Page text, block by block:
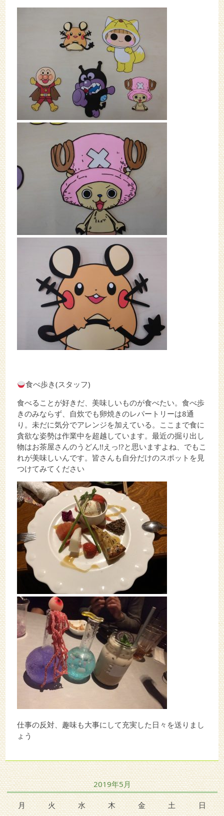
食べ歩き(スタッフ)
食べることが好きだ、美味しいものが食べたい。食べ歩
きのみならず、自炊でも卵焼きのレパートリーは8通
り。未だに気分でアレンジを加えている。ここまで食に
貪欲な姿勢は作業中を超越しています。最近の掘り出し
物はお茶屋さんのうどん!!えっ!?と思いますよね、でもこ
れが美味しいんです。皆さんも自分だけのスポットを見
つけてみてください
仕事の反対、趣味も大事にして充実した日々を送りまし
ょう
2019年5月
月 火 水 木 金 土 日